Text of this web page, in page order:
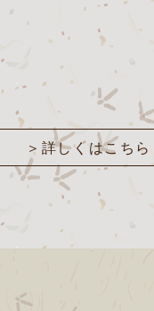
＞詳しくはこちら